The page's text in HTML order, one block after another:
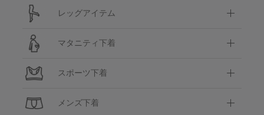
レッグアイテム
マタニティ下着
スポーツ下着
メンズ下着